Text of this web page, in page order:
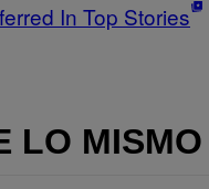
In Top Stories
LO MISMO